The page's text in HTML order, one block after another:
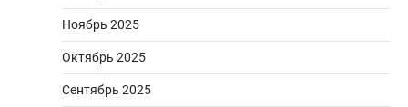
Ноябрь 2025
Октябрь 2025
Сентябрь 2025